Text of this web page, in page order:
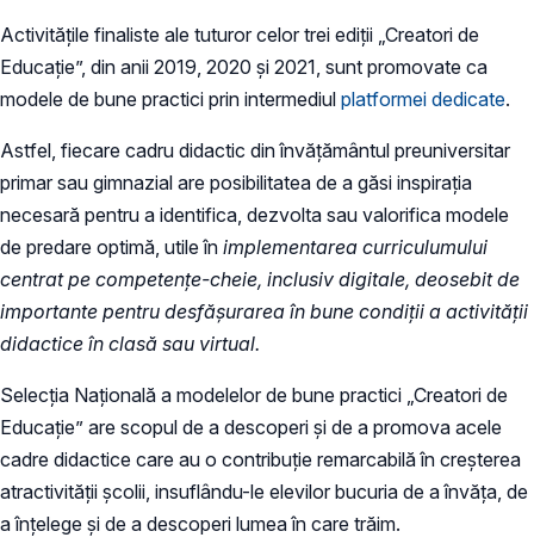
Activitățile finaliste ale tuturor celor trei ediții „Creatori de
Educație”, din anii 2019, 2020 și 2021, sunt promovate ca
modele de bune practici prin intermediul platformei dedicate.
Astfel, fiecare cadru didactic din învățământul preuniversitar
primar sau gimnazial are posibilitatea de a găsi inspirația
necesară pentru a identifica, dezvolta sau valorifica modele
de predare optimă, utile în implementarea curriculumului
centrat pe competențe-cheie, inclusiv digitale, deosebit de
importante pentru desfășurarea în bune condiții a activității
didactice în clasă sau virtual.
Selecția Națională a modelelor de bune practici „Creatori de
Educație” are scopul de a descoperi și de a promova acele
cadre didactice care au o contribuție remarcabilă în creșterea
atractivității școlii, insuflându-le elevilor bucuria de a învăța, de
a înțelege și de a descoperi lumea în care trăim.